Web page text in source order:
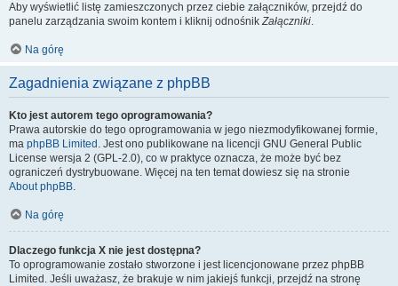
Aby wyświetlić listę zamieszczonych przez ciebie załączników, przejdź do
panelu zarządzania swoim kontem i kliknij odnośnikZałączniki.
Na górę
Zagadnienia związane z phpBB
Kto jest autorem tego oprogramowania?
Prawa autorskie do tego oprogramowania w jego niezmodyfikowanej formie,
ma phpBB Limited . Jest ono publikowane na licencji GNU General Public
License wersja 2 (GPL-2.0), co w praktyce oznacza, że może być bez
ograniczeń dystrybuowane. Więcej na ten temat dowiesz się na stronie
About phpBB.
Na górę
Dlaczego funkcja X nie jest dostępna?
To oprogramowanie zostało stworzone i jest licencjonowane przez phpBB
Limited. Jeśli uważasz, że brakuje w nim jakiejś funkcji, przejdź na stronę